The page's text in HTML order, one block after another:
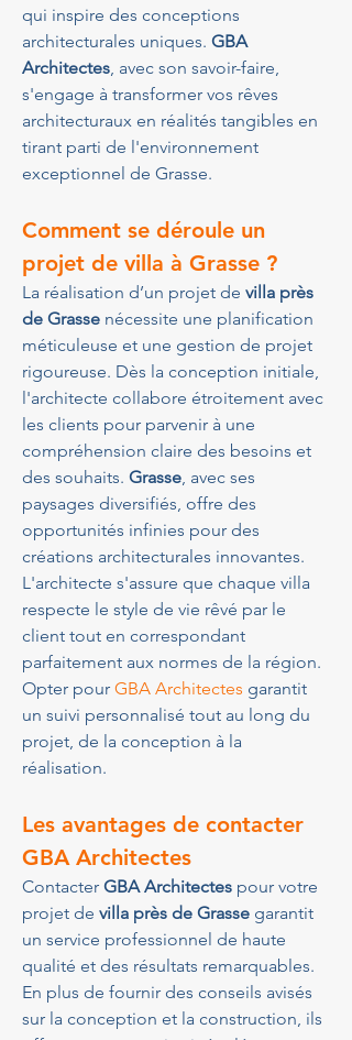
qui inspire des conceptions
architecturales uniques. GBA
Architectes, avec son savoir-faire,
s'engage à transformer vos rêves
architecturaux en réalités tangibles en
tirant parti de l'environnement
exceptionnel de Grasse.
Comment se déroule un
projet de villa à Grasse ?
La réalisation d’un projet de villa près
de Grasse nécessite une planification
méticuleuse et une gestion de projet
rigoureuse. Dès la conception initiale,
l'architecte collabore étroitement avec
les clients pour parvenir à une
compréhension claire des besoins et
des souhaits. Grasse, avec ses
paysages diversifiés, offre des
opportunités infinies pour des
créations architecturales innovantes.
L'architecte s'assure que chaque villa
respecte le style de vie rêvé par le
client tout en correspondant
parfaitement aux normes de la région.
Opter pour GBA Architectes garantit
un suivi personnalisé tout au long du
projet, de la conception à la
réalisation.
Les avantages de contacter
GBA Architectes
Contacter GBA Architectes pour votre
projet de villa près de Grasse garantit
un service professionnel de haute
qualité et des résultats remarquables.
En plus de fournir des conseils avisés
sur la conception et la construction, ils